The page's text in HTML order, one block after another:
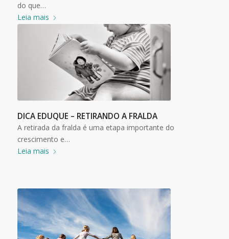
do que…
Leia mais
DICA EDUQUE – RETIRANDO A FRALDA
A retirada da fralda é uma etapa importante do
crescimento e…
Leia mais